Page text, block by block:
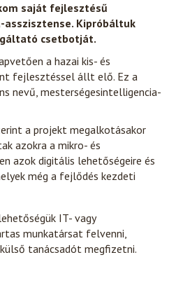
saját fejlesztésű
Kipróbáltuk
csetbotját.
a hazai kis- és
fejlesztéssel állt elő. Ez a
nevű, mesterségesintelligencia-
a projekt megalkotásakor
azokra a mikro- és
azok digitális lehetőségeire és
még a fejlődés kezdeti
IT- vagy
munkatársat felvenni,
tanácsadót megfizetni.